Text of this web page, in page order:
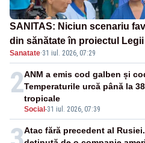
SANITAS: Niciun scenariu
din sănătate în proiectul
Sanatate·31 iul. 2026, 07:29
2
Social -31 iul. 2026, 07:39
ANM a emis cod galben și
Temperaturile urcă până la
tropicale
Atac fără precedent al